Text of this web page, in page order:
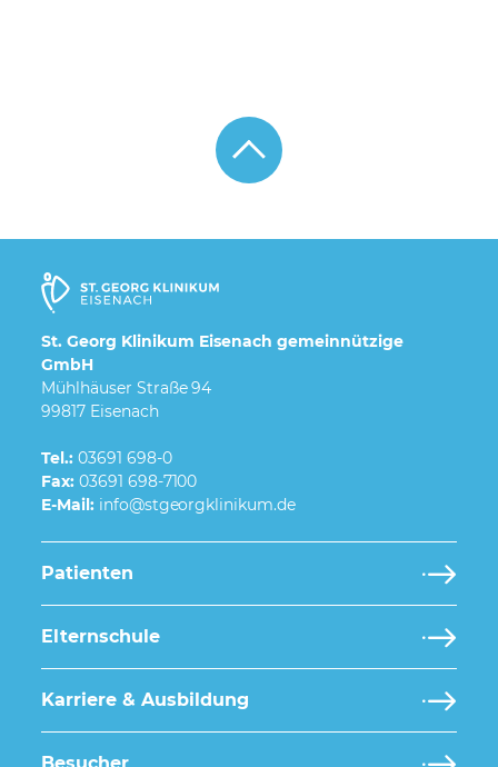
St. Georg Klinikum Eisenach gemeinnützige
GmbH
Mühlhäuser Straße 94
99817 Eisenach
Tel.: 03691 698-0
Fax: 03691 698-7100
E-Mail:
Patienten
Elternschule
Karriere & Ausbildung